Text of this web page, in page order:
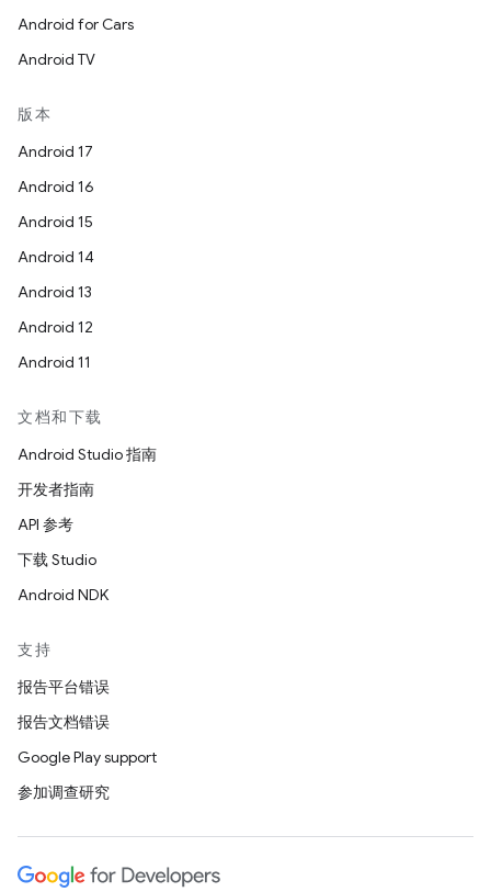
Android for Cars
Android TV
版本
Android 17
Android 16
Android 15
Android 14
Android 13
Android 12
Android 11
文档和下载
Android Studio 指南
开发者指南
API 参考
下载 Studio
Android NDK
支持
报告平台错误
报告文档错误
Google Play support
参加调查研究